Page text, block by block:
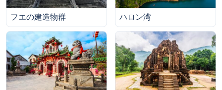
フエの建造物群 ハロン湾